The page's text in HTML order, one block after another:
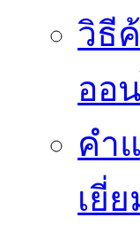
วิธี
ออ
คำ
เยี่ย